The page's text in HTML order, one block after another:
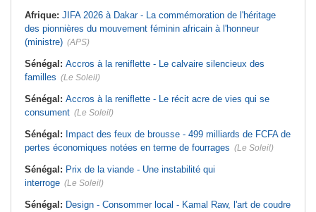
Afrique: JIFA 2026 à Dakar - La commémoration de l'héritage
des pionnières du mouvement féminin africain à l'honneur
(ministre) (APS)
Sénégal: Accros à la reniflette - Le calvaire silencieux des
familles (Le Soleil)
Sénégal: Accros à la reniflette - Le récit acre de vies qui se
consument (Le Soleil)
Sénégal: Impact des feux de brousse - 499 milliards de FCFA de
pertes économiques notées en terme de fourrages (Le Soleil)
Sénégal: Prix de la viande - Une instabilité qui
interroge (Le Soleil)
Sénégal: Design - Consommer local - Kamal Raw, l'art de coudre